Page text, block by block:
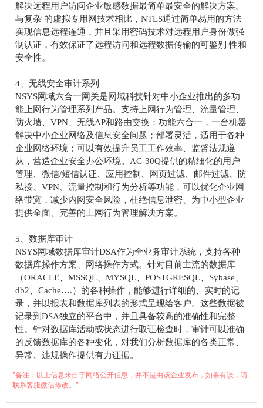
解决远程用户访问企业敏感数据最简单最安全的解决方案。
与复杂 的虚拟专用网技术相比，NTLS通过简单易用的方法
实现信息远程连通，并且采用密码技术对远程用户身份做强
制认证，有效保证了远程访问和远程数据传输的可鉴别 性和
安全性。
4、无线安全审计系列
NSYS网域六合一网关是网域科技针对中小企业推出的多功
能上网行为管理系列产品。支持上网行为管理、流量管理、
防火墙、VPN、无线AP和路由交换：功能六合一，一台机器
解决中小企业网络及信息安全问题；部署灵活，适用于各种
企业网络环境；可以有效提升员工工作效率、监督法规遵
从，营造企业安全办公环境。AC-30Q提供的精细化的用户
管理、微信/短信认证、应用控制、网页过滤、邮件过滤、防
私接、VPN、流量控制和行为分析等功能，可以优化企业网
络带宽，减少内网安全风险，杜绝信息泄密、为中小型企业
提供全面、完善的上网行为管理解决方案。
5、数据库审计
NSYS网域数据库审计DSA作为全业务审计系统，支持各种
数据库操作方案、网络操作方式。针对目前主流的数据库
（ORACLE、MSSQL、MYSQL、POSTGRESQL、Sybase、
db2、Cache….）的各种操作，能够进行详细的、实时的记
录，并以报表和数据库列表的形式呈现给客户。这些数据被
记录到DSA独立的平台中，并且具备较高的准确性和完整
性。针对数据库活动或状态进行取证检查时，审计可以准确
的反馈数据库的各种变化，对我们分析数据库的各类正常、
异常、违规操作提供有力证据。
"备注：以上信息来自于网络公开信息，并不是由该企业发布，如果有误，请
联系客服微信修改。"